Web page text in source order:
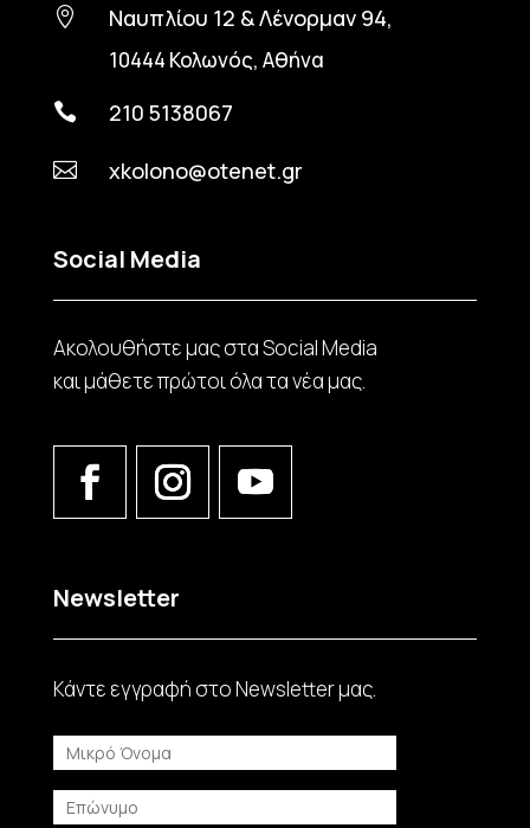
 Ναυπλίου 12 & Λένορμαν 94,
10444 Κολωνός, Αθήνα
 210 5138067
 xkolono@otenet.gr
Social Media
Ακολουθήστε μας στα Social Media
και μάθετε πρώτοι όλα τα νέα μας.
Newsletter
Κάντε εγγραφή στο Νewsletter μας.